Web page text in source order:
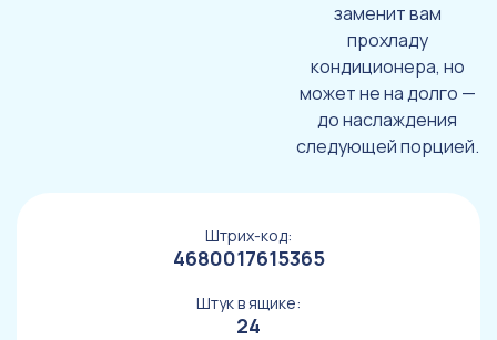
заменит вам
прохладу
кондиционера, но
может не на долго —
до наслаждения
следующей порцией.
Штрих-код:
4680017615365
Штук в ящике:
24